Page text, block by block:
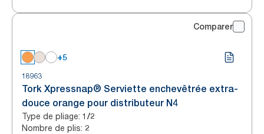
Comparer
+5
18963
Tork Xpressnap® Serviette enchevêtrée extra-
douce orange pour distributeur N4
Type de pliage: 1/2
Nombre de plis: 2